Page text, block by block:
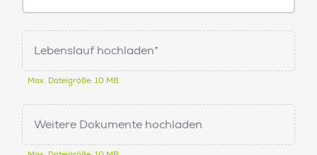
Lebenslauf hochladen*
Max. Dateigröße: 10 MB.
Weitere Dokumente hochladen